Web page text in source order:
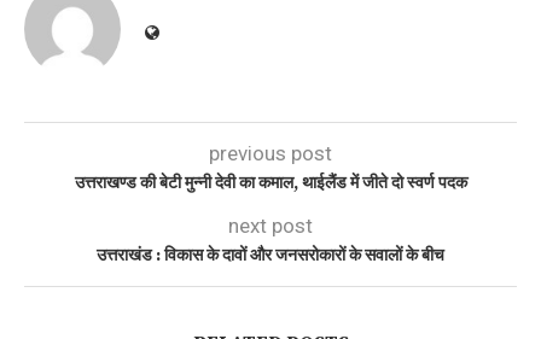
previous post
उत्तराखण्ड की बेटी मुन्नी देवी का कमाल, थाईलैंड में जीते दो स्वर्ण पदक
next post
उत्तराखंड : विकास के दावों और जनसरोकारों के सवालों के बीच